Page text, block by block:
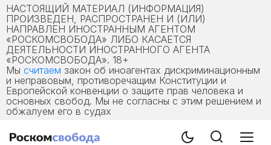
НАСТОЯЩИЙ МАТЕРИАЛ (ИНФОРМАЦИЯ)
ПРОИЗВЕДЕН, РАСПРОСТРАНЕН И (ИЛИ)
НАПРАВЛЕН ИНОСТРАННЫМ АГЕНТОМ
«РОСКОМСВОБОДА» ЛИБО КАСАЕТСЯ
ДЕЯТЕЛЬНОСТИ ИНОСТРАННОГО АГЕНТА
«РОСКОМСВОБОДА». 18+
Мы считаем закон об иноагентах дискриминационным
и неправовым, противоречащим Конституции и
Европейской конвенции о защите прав человека и
основных свобод. Мы не согласны с этим решением и
обжалуем его в судах